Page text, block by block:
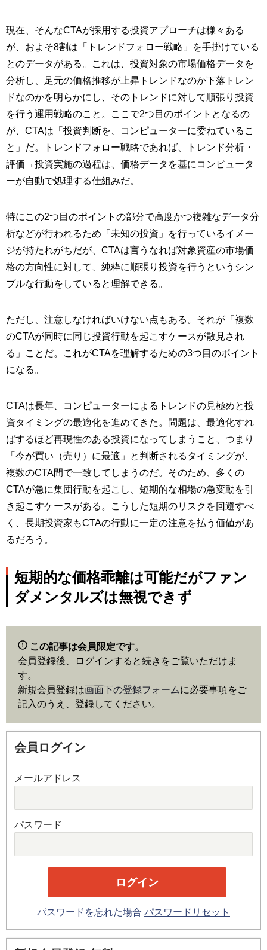
現在、そんなCTAが採用する投資アプローチは様々ある
が、およそ8割は「トレンドフォロー戦略」を手掛けている
とのデータがある。これは、投資対象の市場価格データを
分析し、足元の価格推移が上昇トレンドなのか下落トレン
ドなのかを明らかにし、そのトレンドに対して順張り投資
を行う運用戦略のこと。ここで2つ目のポイントとなるの
が、CTAは「投資判断を、コンピューターに委ねているこ
と」だ。トレンドフォロー戦略であれば、トレンド分析・
評価→投資実施の過程は、価格データを基にコンピュータ
ーが自動で処理する仕組みだ。
特にこの2つ目のポイントの部分で高度かつ複雑なデータ分
析などが行われるため「未知の投資」を行っているイメー
ジが持たれがちだが、CTAは言うなれば対象資産の市場価
格の方向性に対して、純粋に順張り投資を行うというシン
プルな行動をしていると理解できる。
ただし、注意しなければいけない点もある。それが「複数
のCTAが同時に同じ投資行動を起こすケースが散見され
る」ことだ。これがCTAを理解するための3つ目のポイント
になる。
CTAは長年、コンピューターによるトレンドの見極めと投
資タイミングの最適化を進めてきた。問題は、最適化すれ
ばするほど再現性のある投資になってしまうこと、つまり
「今が買い（売り）に最適」と判断されるタイミングが、
複数のCTA間で一致してしまうのだ。そのため、多くの
CTAが急に集団行動を起こし、短期的な相場の急変動を引
き起こすケースがある。こうした短期のリスクを回避すべ
く、長期投資家もCTAの行動に一定の注意を払う価値があ
るだろう。
短期的な価格乖離は可能だがファン
ダメンタルズは無視できず
この記事は会員限定です。
会員登録後、ログインすると続きをご覧いただけま
す。
新規会員登録は画面下の登録フォームに必要事項をご
記入のうえ、登録してください。
会員ログイン
メールアドレス
パスワード
パスワードを忘れた場合 パスワードリセット